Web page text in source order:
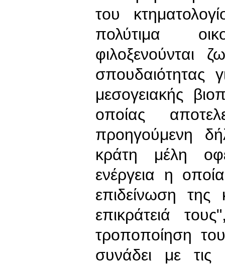
του
πολύτιμα
φιλοξενούνται
σπουδαιότητας
μεσογειακής
οποίας
προηγούμενη
κράτη μέλη
ενέργεια η
επιδείνωση
επικράτειά
τροποποίηση
συνάδει με τις